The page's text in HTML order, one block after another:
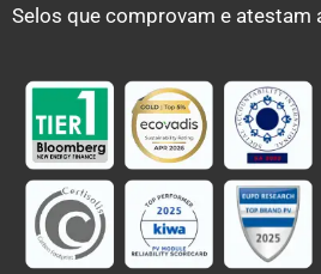
Selos que comprovam e atestam